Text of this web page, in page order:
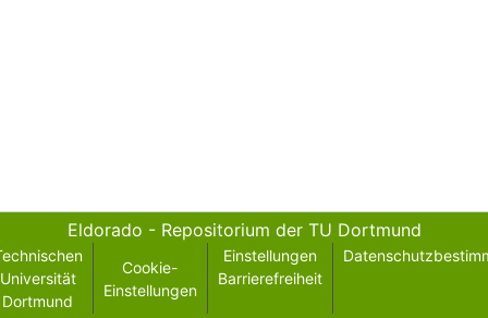
Eldorado - Repositorium der TU Dortmund
Universität
Dortmund
Cookie-
Einstellungen
Einstellungen
Barrierefreiheit